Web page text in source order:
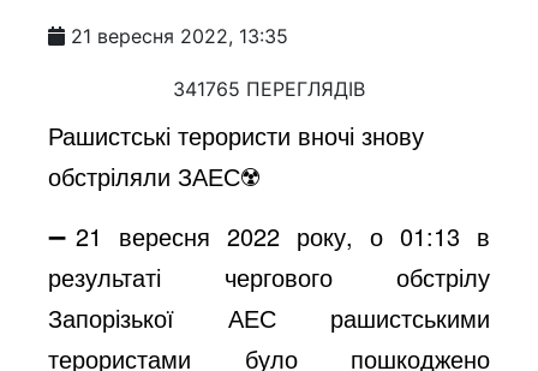
21 вересня 2022, 13:35
341765 ПЕРЕГЛЯДІВ
Рашистські терористи вночі знову
обстріляли ЗАЕС☢️
➖21 вересня 2022 року, о 01:13 в
результаті чергового обстрілу
Запорізької АЕС рашистськими
терористами було пошкоджено